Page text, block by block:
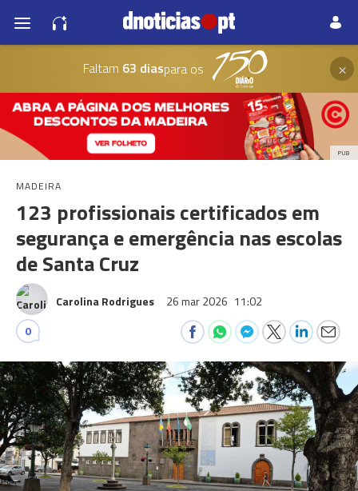
Faltam 63 diaspara os ×
PUB
MADEIRA
123 profissionais certificados em
segurança e emergência nas escolas
de Santa Cruz
Carolina Rodrigues 26 mar 2026 11:02
0